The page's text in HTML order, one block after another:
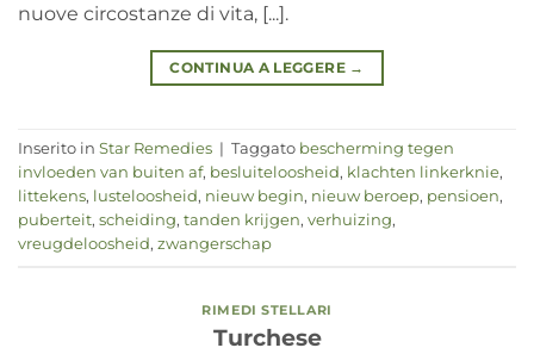
nuove circostanze di vita, [...].
CONTINUA A LEGGERE →
Inserito in Star Remedies | Taggato bescherming tegen
invloeden van buiten af, besluiteloosheid, klachten linkerknie,
littekens, lusteloosheid, nieuw begin, nieuw beroep, pensioen,
puberteit, scheiding, tanden krijgen, verhuizing,
vreugdeloosheid, zwangerschap
RIMEDI STELLARI
Turchese